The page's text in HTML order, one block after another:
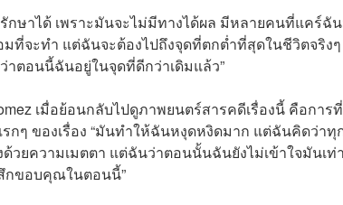
กษาได้ เพราะมันจะไม่มีทางได้ผล มีหลายคนที่แคร์ฉั
ที่จะทำ แต่ฉันจะต้องไปถึงจุดที่ตกต่ำที่สุดในชีวิตจริง
ตอนนี้ฉันอยู่ในจุดที่ดีกว่าเดิมแล้ว”
เมื่อย้อนกลับไปดูภาพยนตร์สารคดีเรื่องนี้ คือการ
รกๆ ของเรื่อง “มันทำให้ฉันหงุดหงิดมาก แต่ฉันคิดว่า
วยความเมตตา แต่ฉันว่าตอนนั้นฉันยังไม่เข้าใจมันเ
กขอบคุณในตอนนี้”